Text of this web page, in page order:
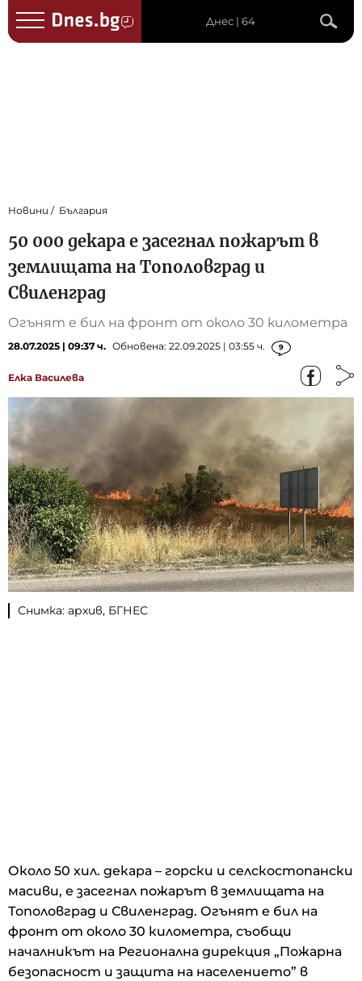
Днес | 64
Новини България
50 000 декара е засегнал пожарът в
землищата на Тополовград и
Свиленград
Огънят e бил на фронт от около 30 километра
28.07.2025 | 09:37 ч. Обновена: 22.09.2025 | 03:55 ч. 9
Елка Василева
Снимка: архив, БГНЕС
Около 50 хил. декара – горски и селскостопански
масиви, е засегнал пожарът в землищата на
Тополовград и Свиленград. Огънят e бил на
фронт от около 30 километра, съобщи
началникът на Регионална дирекция „Пожарна
безопасност и защита на населението” в